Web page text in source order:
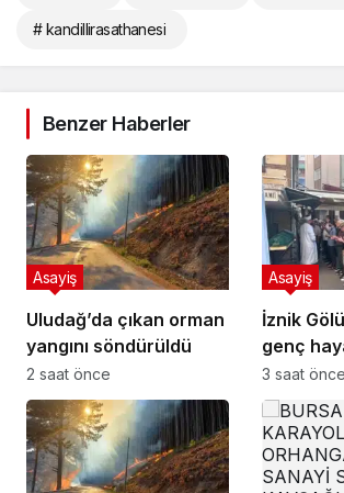
# kandillirasathanesi
Benzer Haberler
Uludağ’da çıkan orman
yangını söndürüldü
Asayiş
2 saat önce
İznik
genç
verildi
Asayiş
3 saat önce